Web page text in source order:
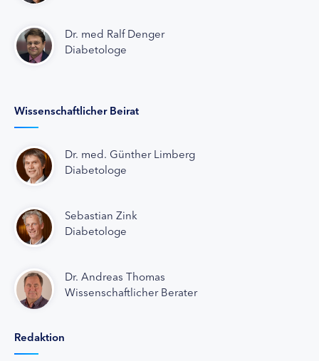
Dr. med Ralf Denger
Diabetologe
Wissenschaftlicher Beirat
Dr. med. Günther Limberg
Diabetologe
Sebastian Zink
Diabetologe
Dr. Andreas Thomas
Wissenschaftlicher Berater
Redaktion